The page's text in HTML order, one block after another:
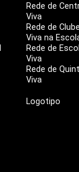
Rede de
Viva
Rede de
Viva na
Rede de
Viva
Rede de
Viva
Logotipo